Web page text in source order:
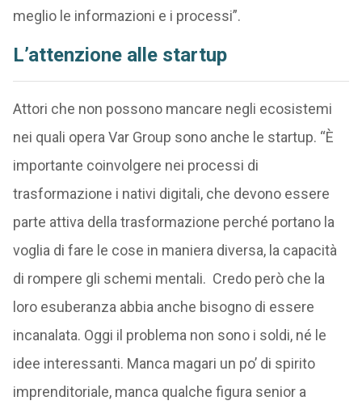
meglio le informazioni e i processi”.
L’attenzione alle startup
Attori che non possono mancare negli ecosistemi
nei quali opera Var Group sono anche le startup. “È
importante coinvolgere nei processi di
trasformazione i nativi digitali, che devono essere
parte attiva della trasformazione perché portano la
voglia di fare le cose in maniera diversa, la capacità
di rompere gli schemi mentali. Credo però che la
loro esuberanza abbia anche bisogno di essere
incanalata. Oggi il problema non sono i soldi, né le
idee interessanti. Manca magari un po’ di spirito
imprenditoriale, manca qualche figura senior a